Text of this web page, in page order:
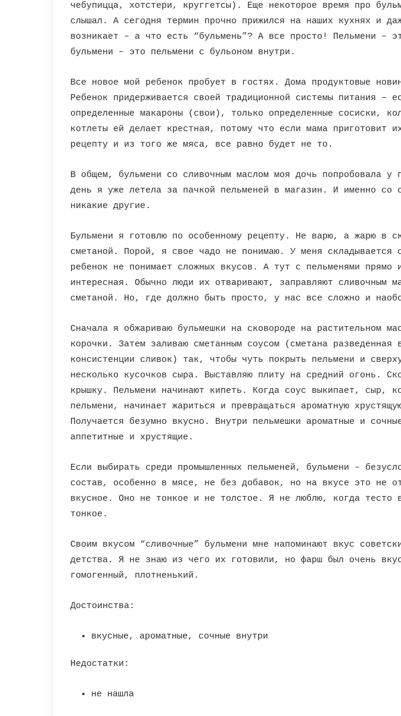
чебупицца, хотстери, круггетсы). Еще некоторое время про
слышал. А сегодня термин прочно прижился на наших кухнях и
возникает – а что есть “бульмень”? А все просто! Пельмени –
бульмени – это пельмени с бульоном внутри.
Все новое мой ребенок пробует в гостях. Дома продуктовые
Ребенок придерживается своей традиционной системы питания –
определенные макароны (свои), только определенные сосиски,
котлеты ей делает крестная, потому что если мама приготовит
рецепту и из того же мяса, все равно будет не то.
В общем, бульмени со сливочным маслом моя дочь попробовала у
день я уже летела за пачкой пельменей в магазин. И именно со
никакие другие.
Бульмени я готовлю по особенному рецепту. Не варю, а жарю в
сметаной. Порой, я свое чадо не понимаю. У меня складывается
ребенок не понимает сложных вкусов. А тут с пельменями прямо
интересная. Обычно люди их отваривают, заправляют сливочным
сметаной. Но, где должно быть просто, у нас все сложно и
Сначала я обжариваю бульмешки на сковороде на растительном
корочки. Затем заливаю сметанным соусом (сметана разведенная
консистенции сливок) так, чтобы чуть покрыть пельмени и
несколько кусочков сыра. Выставляю плиту на средний огонь.
крышку. Пельмени начинают кипеть. Когда соус выкипает, сыр,
пельмени, начинает жариться и превращаться ароматную
Получается безумно вкусно. Внутри пельмешки ароматные и
аппетитные и хрустящие.
Если выбирать среди промышленных пельменей, бульмени –
состав, особенно в мясе, не без добавок, но на вкусе это не
вкусное. Оно не тонкое и не толстое. Я не люблю, когда тесто
тонкое.
Своим вкусом “сливочные” бульмени мне напоминают вкус
детства. Я не знаю из чего их готовили, но фарш был очень
гомогенный, плотненький.
Достоинства:
вкусные, ароматные, сочные внутри
Недостатки:
не нашла